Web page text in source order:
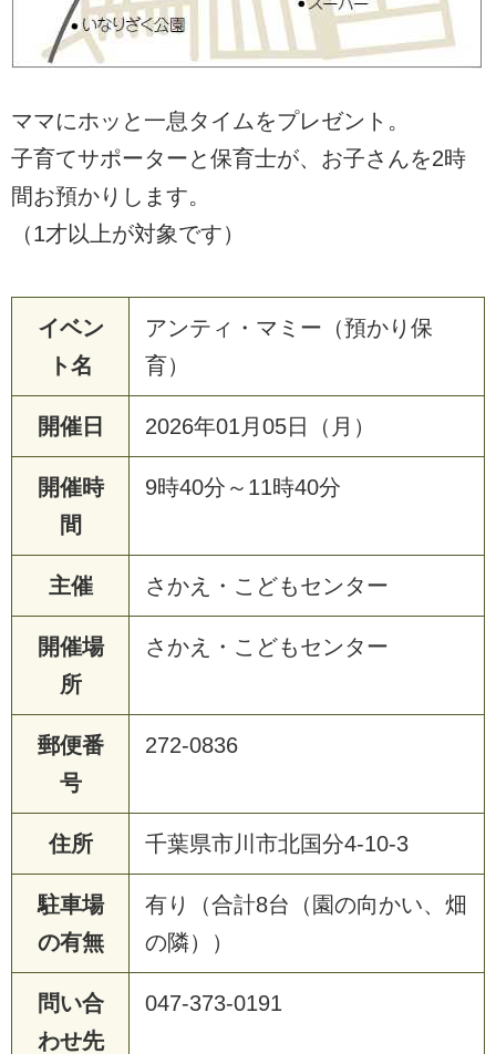
ママにホッと一息タイムをプレゼント。
子育てサポーターと保育士が、お子さんを2時
間お預かりします。
（1才以上が対象です）
イベン
ト名
アンティ・マミー（預かり保
育）
開催日 2026年01月05日（月）
開催時
間
9時40分～11時40分
主催 さかえ・こどもセンター
開催場
所
さかえ・こどもセンター
郵便番
号
272-0836
住所 千葉県市川市北国分4-10-3
駐車場
の有無
有り（合計8台（園の向かい、畑
の隣））
問い合
わせ先
047-373-0191